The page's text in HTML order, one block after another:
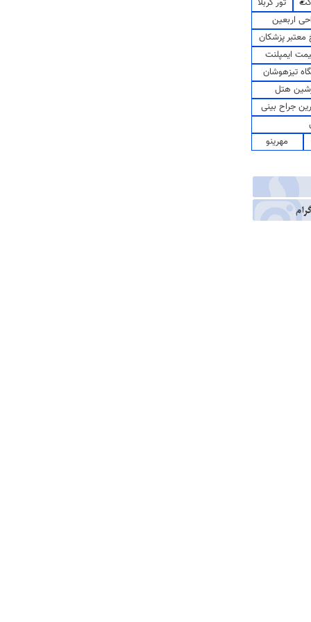
اربعین
پزشکان
ایمپلنت
تیزهوشان
هتل
جراح بینی
مهرینو